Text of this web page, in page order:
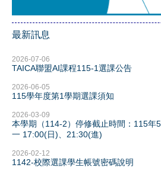
最新訊息
2026-07-06
TAICA聯盟AI課程115-1選課公告
2026-06-05
115學年度第1學期選課須知
2026-03-09
本學期（114-2）停修截止時間：115年
一 17:00(日)、21:30(進)
2026-02-12
1142-校際選課學生帳號密碼說明